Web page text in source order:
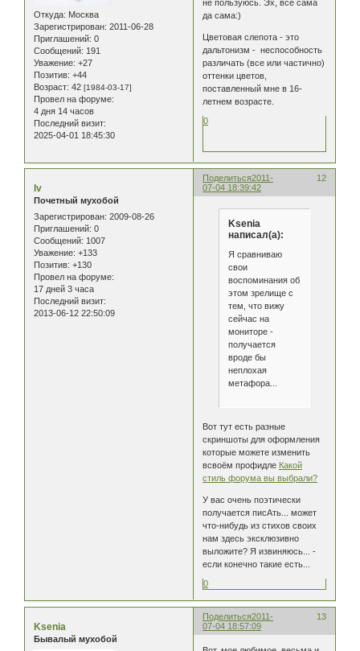
Откуда: Москва
Зарегистрирован: 2011-06-28
Приглашений: 0
Сообщений: 191
Уважение: +27
Позитив: +44
Возраст: 42 [1984-03-17]
Провел на форуме:
4 дня 14 часов
Последний визит:
2025-04-01 18:45:30
не пользуюсь. Эх, все сама
да сама:)
Цветовая слепота - это
дальтонизм - неспособность
различать (все или частично)
оттенки цветов,
поставленный мне в 16-
летнем возрасте.
0
Поделиться 12
2011-
07-04 18:39:42
Iv
Почетный мухобой
Зарегистрирован: 2009-08-26
Приглашений: 0
Сообщений: 1007
Уважение: +133
Позитив: +130
Провел на форуме:
17 дней 3 часа
Последний визит:
2013-06-12 22:50:09
Ksenia
написал(а):
Я сравниваю
свои
воспоминания об
этом зрелище с
тем, что вижу
сейчас на
мониторе -
получается
вроде бы
неплохая
метафора...
Вот тут есть разные
скриншоты для оформления
которые можете изменить
всвоём профидле Какой
стиль форума вы выбрали?
У вас очень поэтически
получается писАть... может
что-нибудь из стихов своих
нам здесь эксклюзивно
выложите? Я извиняюсь... -
если конечно такие есть...
0
Поделиться 13
2011-
07-04 18:57:09
Ksenia
Бывалый мухобой